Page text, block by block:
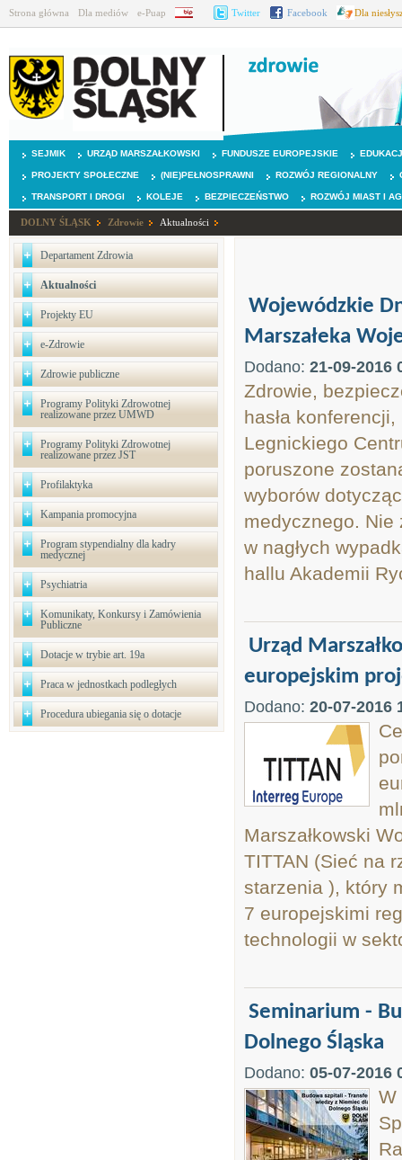
Strona główna Dla mediów e-Puap BIP Twitter Facebook Dla
SEJMIK URZĄD MARSZAŁKOWSKI FUNDUSZE EUROPEJSKIE
PROJEKTY SPOŁECZNE (NIE)PEŁNOSPRAWNI ROZWÓJ REGIONALNY
TRANSPORT I DROGI KOLEJE BEZPIECZEŃSTWO ROZWÓJ MIAST I
DOLNY ŚLĄSK Zdrowie Aktualności
Departament Zdrowia
Aktualności
Projekty EU
e-Zdrowie
Zdrowie publiczne
Programy Polityki Zdrowotnej
realizowane przez UMWD
Programy Polityki Zdrowotnej
realizowane przez JST
Profilaktyka
Kampania promocyjna
Program stypendialny dla kadry
medycznej
Psychiatria
Komunikaty, Konkursy i Zamówienia
Publiczne
Dotacje w trybie art. 19a
Praca w jednostkach podległych
Procedura ubiegania się o dotacje
Wojewódzkie
Marszałeka
Dodano: 21-09-2016
Zdrowie,
hasła
Legnickiego
poruszone
wyborów
medycznego.
w nagłych
hallu Akademii
Urząd
europejskim
Dodano: 20-07-2016
Marszałkowski
TITTAN (Sieć na
starzenia ), który
7 europejskimi
technologii w
Seminarium -
Dolnego Śląska
Dodano: 05-07-2016
W